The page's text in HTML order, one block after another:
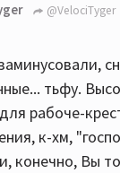
@VelociTyger
тьфу.
рабоче-
к-хм,
конечно, Вы